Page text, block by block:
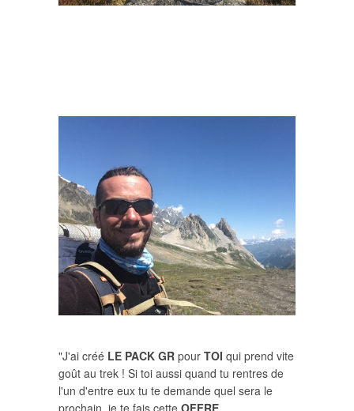
"J'ai créé LE PACK GR pour TOI qui prend vite
goût au trek ! Si toi aussi quand tu rentres de
l'un d'entre eux tu te demande quel sera le
prochain, je te fais cette OFFRE